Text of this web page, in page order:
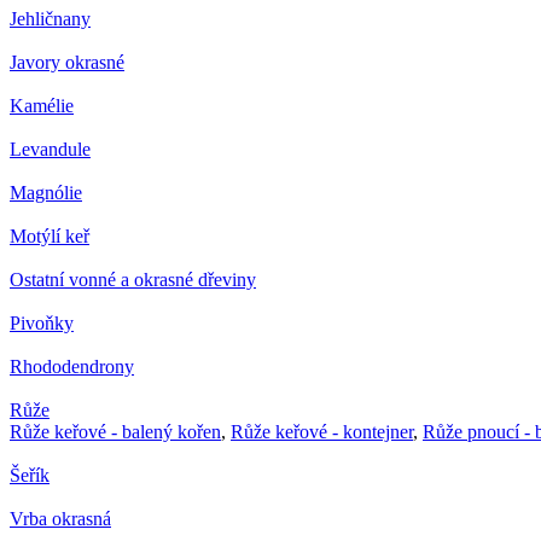
Jehličnany
Javory okrasné
Kamélie
Levandule
Magnólie
Motýlí keř
Ostatní vonné a okrasné dřeviny
Pivoňky
Rhododendrony
Růže
Růže keřové - balený kořen, Růže keřové - kontejner, Růže pnoucí -
Šeřík
Vrba okrasná